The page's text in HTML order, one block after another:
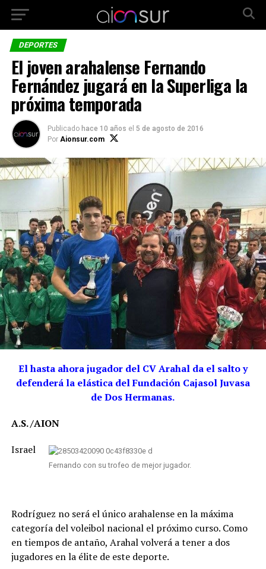
DEPORTES
El joven arahalense Fernando
Fernández jugará en la Superliga la
próxima temporada
Publicado hace 10 años el 5 de agosto de 2016
Por Aionsur.com
El hasta ahora jugador del CV Arahal da el salto y
defenderá la elástica del Fundación Cajasol Juvasa
de Dos Hermanas.
A.S. /AION
Fernando con su trofeo de mejor jugador.
Israel
Rodríguez no será el único arahalense en la máxima
categoría del voleibol nacional el próximo curso. Como
en tiempos de antaño, Arahal volverá a tener a dos
jugadores en la élite de este deporte.